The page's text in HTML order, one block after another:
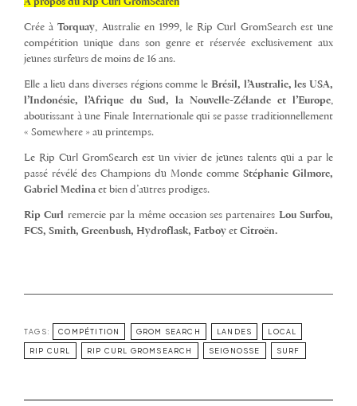
À propos du Rip Curl GromSearch
Crée àTorquay, Australie en 1999, le Rip Curl GromSearch est une
compétition unique dans son genre et réservée exclusivement aux
jeunes surfeurs de moins de 16 ans.
Elle a lieu dans diverses régions comme le Brésil, l’Australie, les USA,
l’Indonésie, l’Afrique du Sud, la Nouvelle-Zélande et l’Europe,
aboutissant à une Finale Internationale qui se passe traditionnellement
« Somewhere » au printemps.
Le Rip Curl GromSearch est un vivier de jeunes talents qui a par le
passé révélé des Champions du Monde comme Stéphanie Gilmore,
Gabriel Medina et bien d’autres prodiges.
Rip Curl remercie par la même occasion ses partenaires Lou Surfou,
FCS, Smith, Greenbush, Hydroflask, Fatboy et Citroën.
TAGS: COMPÉTITION GROM SEARCH LANDES LOCAL
RIP CURL RIP CURL GROMSEARCH SEIGNOSSE SURF